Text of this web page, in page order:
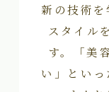
新の技術
スタイル
す。「美
い」とい